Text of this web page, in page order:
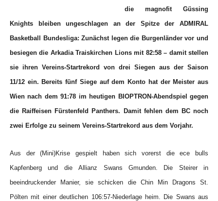
die magnofit Güssing
Knights bleiben ungeschlagen an der Spitze der ADMIRAL
Basketball Bundesliga: Zunächst legen die Burgenländer vor und
besiegen die Arkadia Traiskirchen Lions mit 82:58 – damit stellen
sie ihren Vereins-Startrekord von drei Siegen aus der Saison
11/12 ein. Bereits fünf Siege auf dem Konto hat der Meister aus
Wien nach dem 91:78 im heutigen BIOPTRON-Abendspiel gegen
die Raiffeisen Fürstenfeld Panthers. Damit fehlen dem BC noch
zwei Erfolge zu seinem Vereins-Startrekord aus dem Vorjahr.
Aus der (Mini)Krise gespielt haben sich vorerst die ece bulls
Kapfenberg und die Allianz Swans Gmunden. Die Steirer in
beeindruckender Manier, sie schicken die Chin Min Dragons St.
Pölten mit einer deutlichen 106:57-Niederlage heim. Die Swans aus